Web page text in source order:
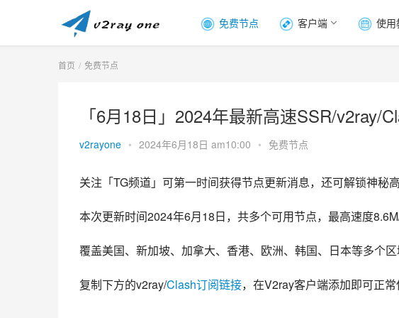
免费节点 客户端 使用
首页 免费节点
「6月18日」2024年最新高速SSR/v2ray/
v2rayone • 2024年6月18日 am10:00 • 免费节点
关注「TG频道」可第一时间获得节点更新消息，还可解锁神秘
本次更新时间2024年6月18日，共多个可用节点，最高速度8.6M/
覆盖美国、新加坡、加拿大、香港、欧洲、韩国、日本等多个区
复制下方的v2ray/Clash订阅链接，在V2ray客户端添加即可正常